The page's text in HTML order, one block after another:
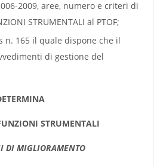
2009, aree, numero e criteri di
STRUMENTALI al PTOF;
n. 165 il quale dispone che il
di gestione del
STRUMENTALI
DI MIGLIORAMENTO